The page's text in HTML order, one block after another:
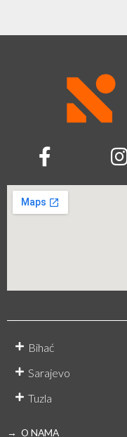
Bihać
Sarajevo
Tuzla
→ O NAMA